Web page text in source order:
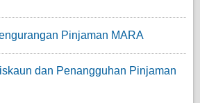
Pinjaman MARA
dan Penangguhan Pinjaman